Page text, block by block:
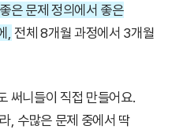
좋은 문제 정의에서 좋은
, 전체 8개월 과정에서 3개월
써니들이 직접 만들어요.
, 수많은 문제 중에서 딱